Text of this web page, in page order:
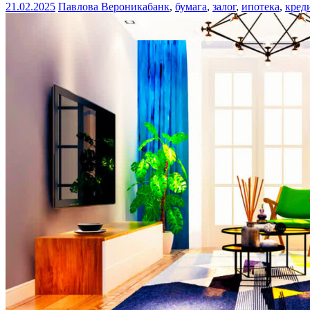
21.02.2025 Павлова Вероникабанк, бумага, залог, ипотека,